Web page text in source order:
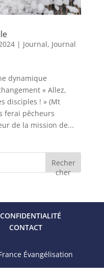
| Journal, Journal
dynamique
« Allez,
disciples ! » (Mt
ferai pêcheurs
de la mission de...
Recher
cher
CONTACT
Évangélisation